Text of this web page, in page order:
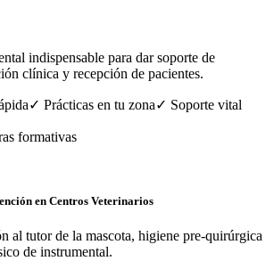
indispensable para dar soporte de
clínica y recepción de pacientes.
✓ Prácticas en tu zona✓ Soporte vital
formativas
en Centros Veterinarios
al tutor de la mascota, higiene pre-quirúrgica
de instrumental.